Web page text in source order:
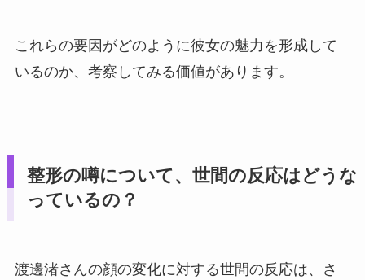
これらの要因がどのように彼女の魅力を形成して
いるのか、考察してみる価値があります。
整形の噂について、世間の反応はどうな
っているの？
渡邊渚さんの顔の変化に対する世間の反応は、さ